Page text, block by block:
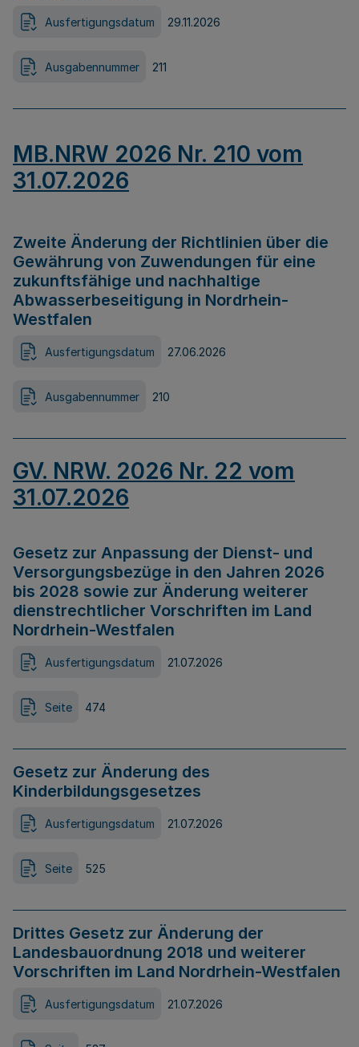
Ausfertigungsdatum 29.11.2026
Ausgabennummer 211
MB.NRW 2026 Nr. 210 vom
31.07.2026
Zweite Änderung der Richtlinien über die
Gewährung von Zuwendungen für eine
zukunftsfähige und nachhaltige
Abwasserbeseitigung in Nordrhein-
Westfalen
Ausfertigungsdatum 27.06.2026
Ausgabennummer 210
GV. NRW. 2026 Nr. 22 vom
31.07.2026
Gesetz zur Anpassung der Dienst- und
Versorgungsbezüge in den Jahren 2026
bis 2028 sowie zur Änderung weiterer
dienstrechtlicher Vorschriften im Land
Nordrhein-Westfalen
Ausfertigungsdatum 21.07.2026
Seite 474
Gesetz zur Änderung des
Kinderbildungsgesetzes
Ausfertigungsdatum 21.07.2026
Seite 525
Drittes Gesetz zur Änderung der
Landesbauordnung 2018 und weiterer
Vorschriften im Land Nordrhein-Westfalen
Ausfertigungsdatum 21.07.2026